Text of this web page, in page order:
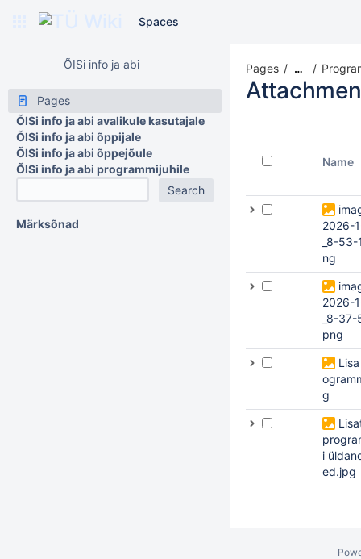
Spaces
ÕISi info ja abi
Pages
ÕISi info ja abi avalikule kasutajale
ÕISi info ja abi õppijale
ÕISi info ja abi õppejõule
ÕISi info ja abi programmijuhile
Märksõnad
Pages …
Name
2026-
_8-53-
ng
2026-
_8-
png
g
i
ed.jpg